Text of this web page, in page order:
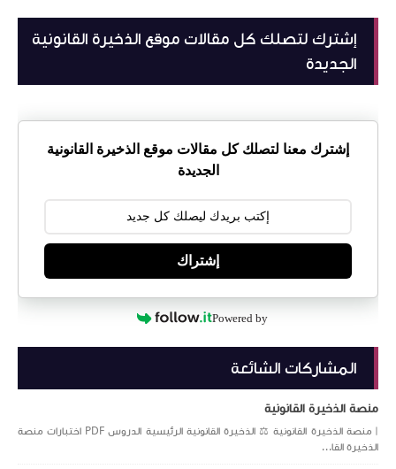
إشترك لتصلك كل مقالات موقع الذخيرة القانونية
الجديدة
إشترك معنا لتصلك كل مقالات موقع الذخيرة القانونية
الجديدة
إشتراك
Powered by
المشاركات الشائعة
منصة الذخيرة القانونية
| منصة الذخيرة القانونية ⚖️ الذخيرة القانونية الرئيسية الدروس PDF اختبارات منصة
الذخيرة القا...